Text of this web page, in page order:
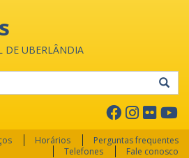
DE UBERLÂNDIA
Horários
Perguntas frequentes
Telefones
Fale conosco